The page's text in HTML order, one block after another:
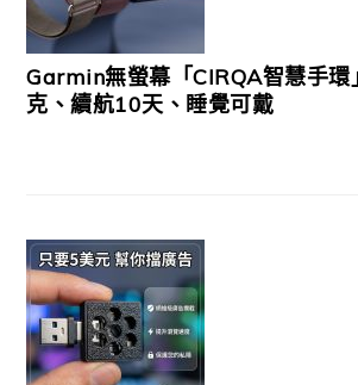
Garmin無螢幕「CIRQA智慧手
克、續航10天、睡覺可戴